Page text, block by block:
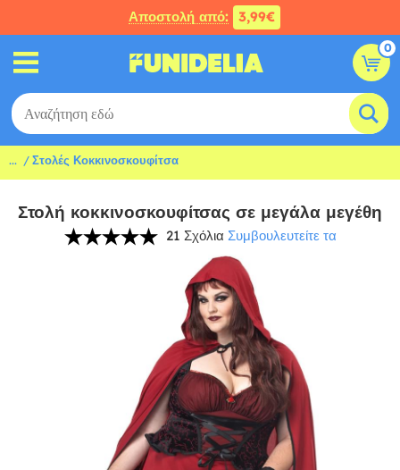
Αποστολή από: 3,99€
0
... Στολές Κοκκινοσκουφίτσα
Στολή κοκκινοσκουφίτσας σε μεγάλα μεγέθη
21 Σχόλια Συμβουλευτείτε τα